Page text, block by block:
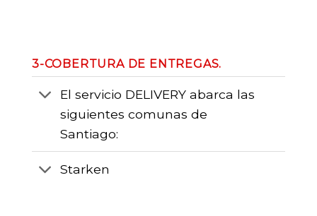
3-COBERTURA DE ENTREGAS.
El servicio DELIVERY abarca las
siguientes comunas de
Santiago:
Starken